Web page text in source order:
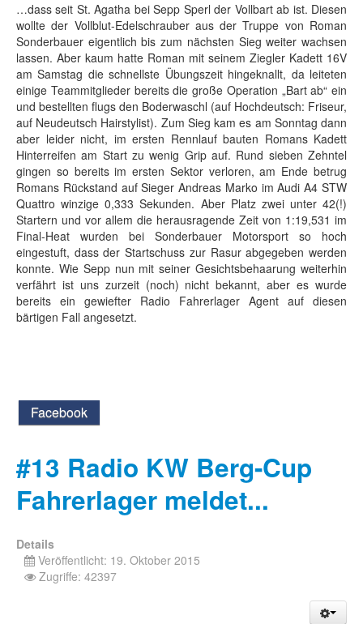
…dass seit St. Agatha bei Sepp Sperl der Vollbart ab ist. Diesen
wollte der Vollblut-Edelschrauber aus der Truppe von Roman
Sonderbauer eigentlich bis zum nächsten Sieg weiter wachsen
lassen. Aber kaum hatte Roman mit seinem Ziegler Kadett 16V
am Samstag die schnellste Übungszeit hingeknallt, da leiteten
einige Teammitglieder bereits die große Operation „Bart ab“ ein
und bestellten flugs den Boderwaschl (auf Hochdeutsch: Friseur,
auf Neudeutsch Hairstylist). Zum Sieg kam es am Sonntag dann
aber leider nicht, im ersten Rennlauf bauten Romans Kadett
Hinterreifen am Start zu wenig Grip auf. Rund sieben Zehntel
gingen so bereits im ersten Sektor verloren, am Ende betrug
Romans Rückstand auf Sieger Andreas Marko im Audi A4 STW
Quattro winzige 0,333 Sekunden. Aber Platz zwei unter 42(!)
Startern und vor allem die herausragende Zeit von 1:19,531 im
Final-Heat wurden bei Sonderbauer Motorsport so hoch
eingestuft, dass der Startschuss zur Rasur abgegeben werden
konnte. Wie Sepp nun mit seiner Gesichtsbehaarung weiterhin
verfährt ist uns zurzeit (noch) nicht bekannt, aber es wurde
bereits ein gewiefter Radio Fahrerlager Agent auf diesen
bärtigen Fall angesetzt.
Facebook
#13 Radio KW Berg-Cup
Fahrerlager meldet...
Details
Veröffentlicht: 19. Oktober 2015
Zugriffe: 42397